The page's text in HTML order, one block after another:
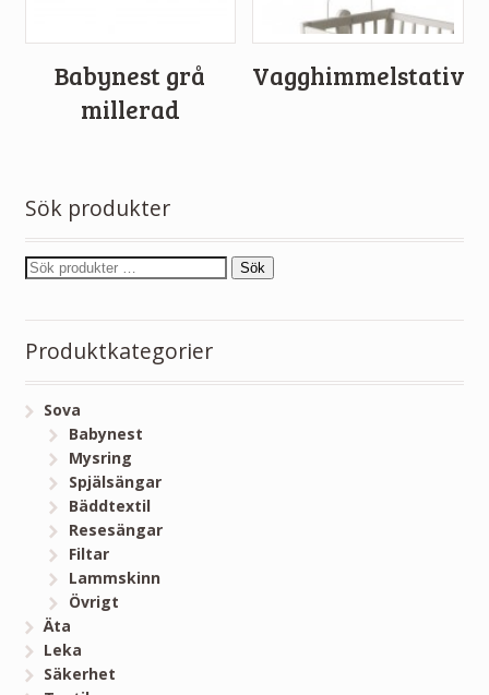
Babynest grå
millerad
Vagghimmelstativ
Sök produkter
Sök
Produktkategorier
Sova
Babynest
Mysring
Spjälsängar
Bäddtextil
Resesängar
Filtar
Lammskinn
Övrigt
Äta
Leka
Säkerhet